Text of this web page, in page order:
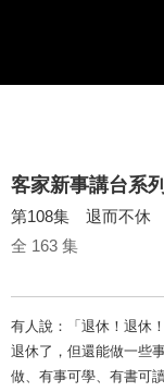
客家新事講台系列
第108集 退而不休
全 163 集
有人說：「退休！退休
退休了，但還能做一些
做、有事可學、有書可